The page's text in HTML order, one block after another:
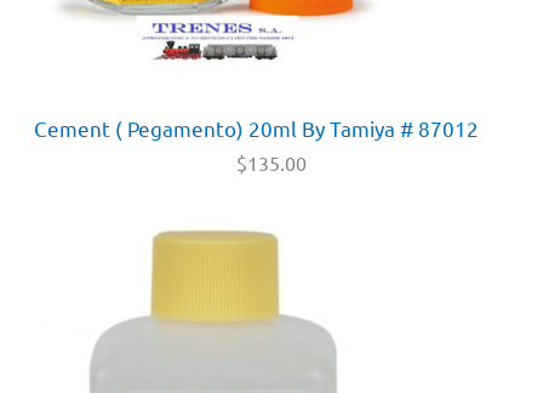
Cement ( Pegamento) 20ml By Tamiya # 87012
$135.00